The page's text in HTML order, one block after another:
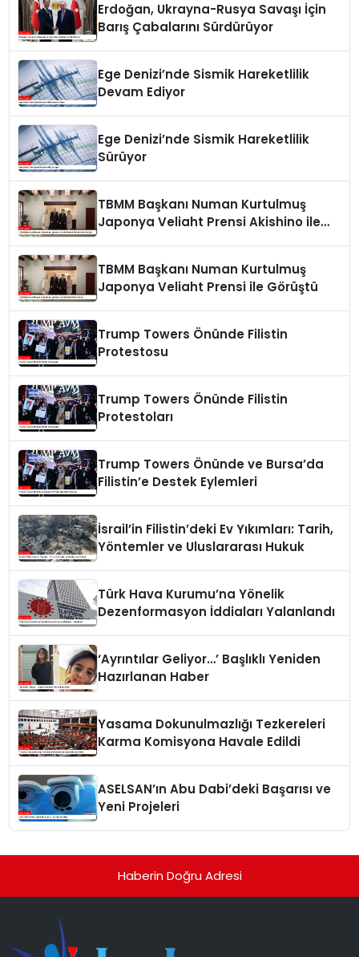
Erdoğan, Ukrayna-Rusya Savaşı İçin
Barış Çabalarını Sürdürüyor
Ege Denizi’nde Sismik Hareketlilik
Devam Ediyor
Ege Denizi’nde Sismik Hareketlilik
Sürüyor
TBMM Başkanı Numan Kurtulmuş
Japonya Veliaht Prensi Akishino ile
TBMM Başkanı Numan Kurtulmuş
Japonya Veliaht Prensi ile Görüştü
Trump Towers Önünde Filistin
Protestosu
Trump Towers Önünde Filistin
Protestoları
Trump Towers Önünde ve Bursa’da
Filistin’e Destek Eylemleri
İsrail’in Filistin’deki Ev Yıkımları: Tarih,
Yöntemler ve Uluslararası Hukuk
Türk Hava Kurumu’na Yönelik
Dezenformasyon İddiaları Yalanlandı
‘Ayrıntılar Geliyor…’ Başlıklı Yeniden
Hazırlanan Haber
Yasama Dokunulmazlığı Tezkereleri
Karma Komisyona Havale Edildi
ASELSAN’ın Abu Dabi’deki Başarısı ve
Yeni Projeleri
Haberin Doğru Adresi